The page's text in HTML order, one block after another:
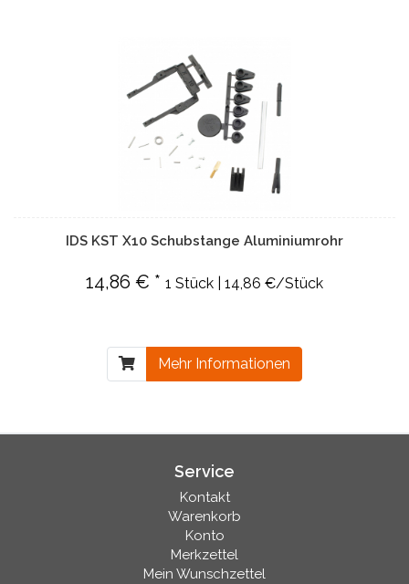
IDS KST X10 Schubstange Aluminiumrohr
14,86 € * 1 Stück | 14,86 €/Stück
Mehr Informationen
Service
Kontakt
Warenkorb
Konto
Merkzettel
Mein Wunschzettel